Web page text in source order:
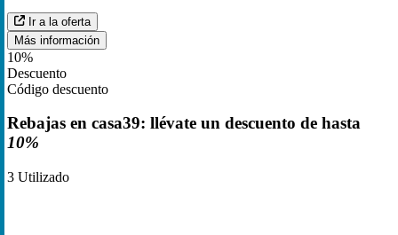
Ir a la oferta
Más información
10%
Descuento
Código descuento
Rebajas en casa39: llévate un descuento de hasta
10%
3 Utilizado